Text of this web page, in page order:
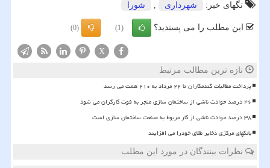
تگهای خبر:
شهرداری , شورا
این مطلب را می پسندید؟ (1)
(0)
X
تازه ترین مطالب مرتبط
پرداخت مطالبات گندمکاران تا ۲۲ مرداد به ۲۱۰ همت می رسد
۴۶ درصد حوادث ناشی از ساختمان سازی منجر به فوت کارگران می شود
۳۸ درصد حوادث ناشی از کار مربوط به صنعت ساختمان سازی است
بانکهای مرکزی ذخایر طلای خودرا می افزایند
نظرات بینندگان در مورد این مطلب